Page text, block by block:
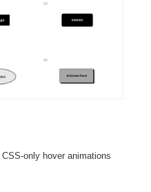
only hover animations